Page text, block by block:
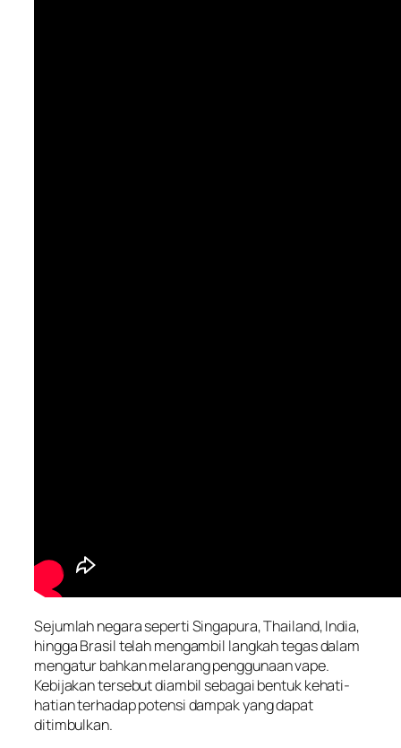
Sejumlah negara seperti Singapura, Thailand, India,
hingga Brasil telah mengambil langkah tegas dalam
mengatur bahkan melarang penggunaan vape.
Kebijakan tersebut diambil sebagai bentuk kehati-
hatian terhadap potensi dampak yang dapat
ditimbulkan.